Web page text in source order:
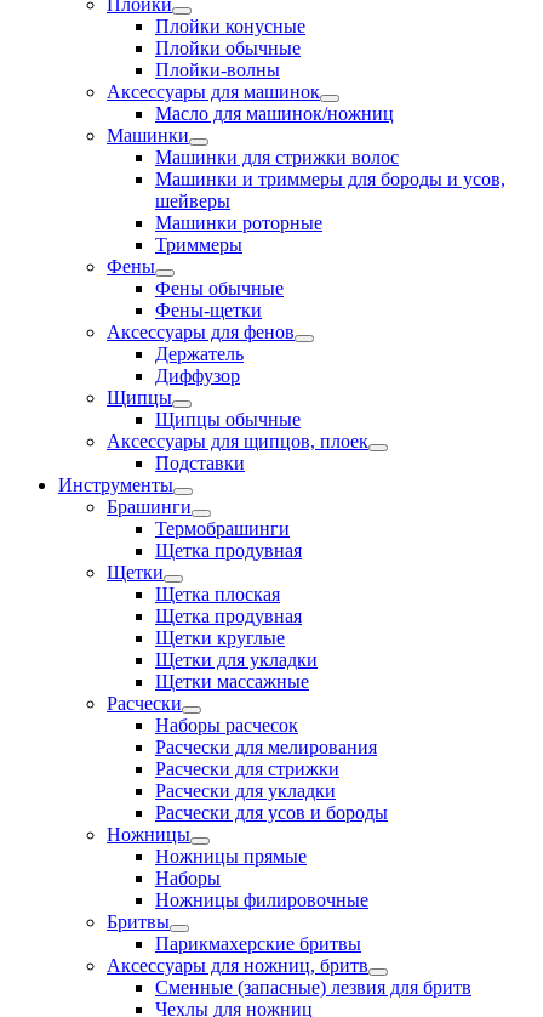
Плойки
Плойки конусные
Плойки обычные
Плойки-волны
Аксессуары для машинок
Масло для машинок/ножниц
Машинки
Машинки для стрижки волос
Машинки и триммеры для бороды и усов,
шейверы
Машинки роторные
Триммеры
Фены
Фены обычные
Фены-щетки
Аксессуары для фенов
Держатель
Диффузор
Щипцы
Щипцы обычные
Аксессуары для щипцов, плоек
Подставки
Инструменты
Брашинги
Термобрашинги
Щетка продувная
Щетки
Щетка плоская
Щетка продувная
Щетки круглые
Щетки для укладки
Щетки массажные
Расчески
Наборы расчесок
Расчески для мелирования
Расчески для стрижки
Расчески для укладки
Расчески для усов и бороды
Ножницы
Ножницы прямые
Наборы
Ножницы филировочные
Бритвы
Парикмахерские бритвы
Аксессуары для ножниц, бритв
Сменные (запасные) лезвия для бритв
Чехлы для ножниц